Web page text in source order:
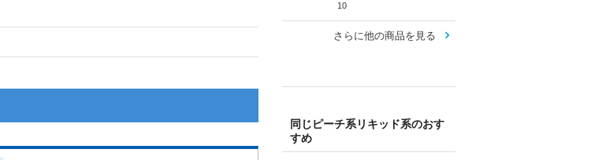
10
さらに他の商品を見る
同じピーチ系リキッド系のおす
すめ